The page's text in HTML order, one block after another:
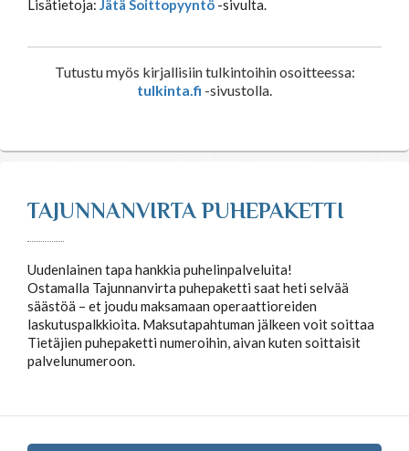
Tarot
Tähtimerkit
Unien tulkinta
Lisätietoja: Jätä Soittopyyntö -sivulta.
Tutustu myös kirjallisiin tulkintoihin osoitteessa:
tulkinta.fi -sivustolla.
TAJUNNANVIRTA PUHEPAKETTI
Uudenlainen tapa hankkia puhelinpalveluita!
Ostamalla Tajunnanvirta puhepaketti saat heti selvää
säästöä – et joudu maksamaan operaattioreiden
laskutuspalkkioita. Maksutapahtuman jälkeen voit soittaa
Tietäjien puhepaketti numeroihin, aivan kuten soittaisit
palvelunumeroon.